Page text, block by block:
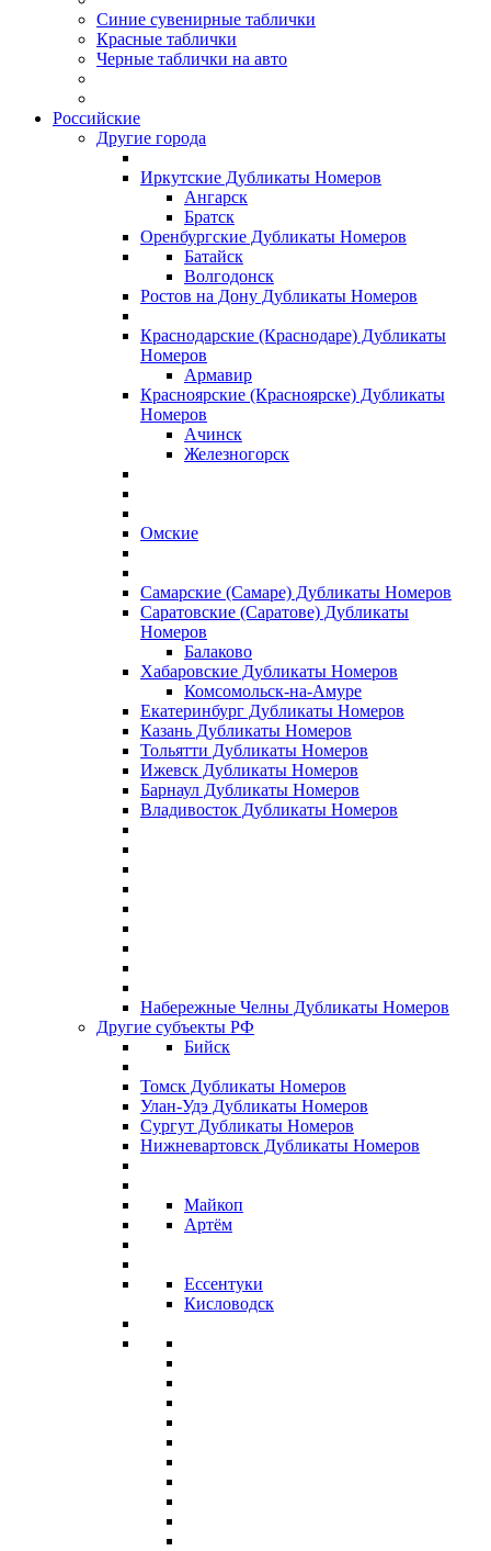
Синие сувенирные таблички
Красные таблички
Черные таблички на авто
Российские
Другие города
Иркутские Дубликаты Номеров
Ангарск
Братск
Оренбургские Дубликаты Номеров
Батайск
Волгодонск
Ростов на Дону Дубликаты Номеров
Краснодарские (Краснодаре) Дубликаты
Номеров
Армавир
Красноярские (Красноярске) Дубликаты
Номеров
Ачинск
Железногорск
Омские
Самарские (Самаре) Дубликаты Номеров
Саратовские (Саратове) Дубликаты
Номеров
Балаково
Хабаровские Дубликаты Номеров
Комсомольск-на-Амуре
Екатеринбург Дубликаты Номеров
Казань Дубликаты Номеров
Тольятти Дубликаты Номеров
Ижевск Дубликаты Номеров
Барнаул Дубликаты Номеров
Владивосток Дубликаты Номеров
Набережные Челны Дубликаты Номеров
Другие субъекты РФ
Бийск
Томск Дубликаты Номеров
Улан-Удэ Дубликаты Номеров
Сургут Дубликаты Номеров
Нижневартовск Дубликаты Номеров
Майкоп
Артём
Ессентуки
Кисловодск